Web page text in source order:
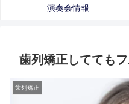
演奏会情報
歯列矯正してても
歯列矯正